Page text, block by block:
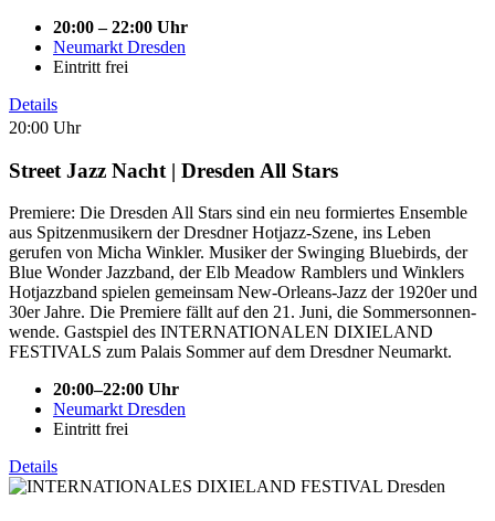
20:00 – 22:00 Uhr
Neumarkt Dresden
Eintritt frei
Details
20:00 Uhr
Street Jazz Nacht | Dresden All Stars
Premiere: Die Dresden All Stars sind ein neu formiertes Ensemble
aus Spitzenmusikern der Dresdner Hotjazz-Szene, ins Leben
gerufen von Micha Winkler. Musiker der Swinging Bluebirds, der
Blue Wonder Jazzband, der Elb Meadow Ramblers und Winklers
Hotjazzband spielen gemeinsam New-Orleans-Jazz der 1920er und
30er Jahre. Die Premiere fällt auf den 21. Juni, die Sommer­sonnen­
wende. Gastspiel des INTERNATIONALEN DIXIELAND
FESTIVALS zum Palais Sommer auf dem Dresdner Neumarkt.
20:00–22:00 Uhr
Neumarkt Dresden
Eintritt frei
Details